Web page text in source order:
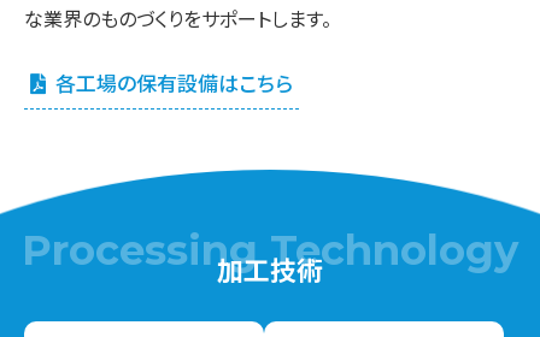
な業界のものづくりをサポートします。
各工場の保有設備はこちら
Processing Technology
加工技術